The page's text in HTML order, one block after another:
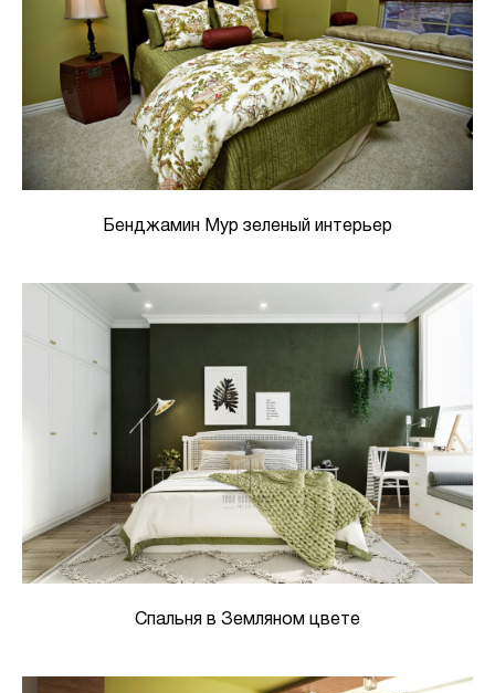
Бенджамин Мур зеленый интерьер
Спальня в Земляном цвете